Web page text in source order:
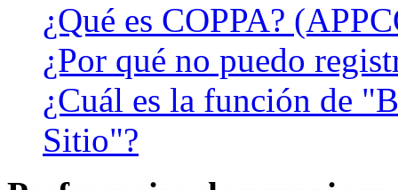
¿Qué es COPPA?
¿Por qué no puedo
¿Cuál es la función de
Sitio"?